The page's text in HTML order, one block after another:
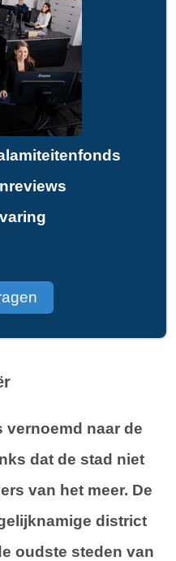
vernoemd naar de
dat de stad niet
van het meer. De
district
oudste steden van